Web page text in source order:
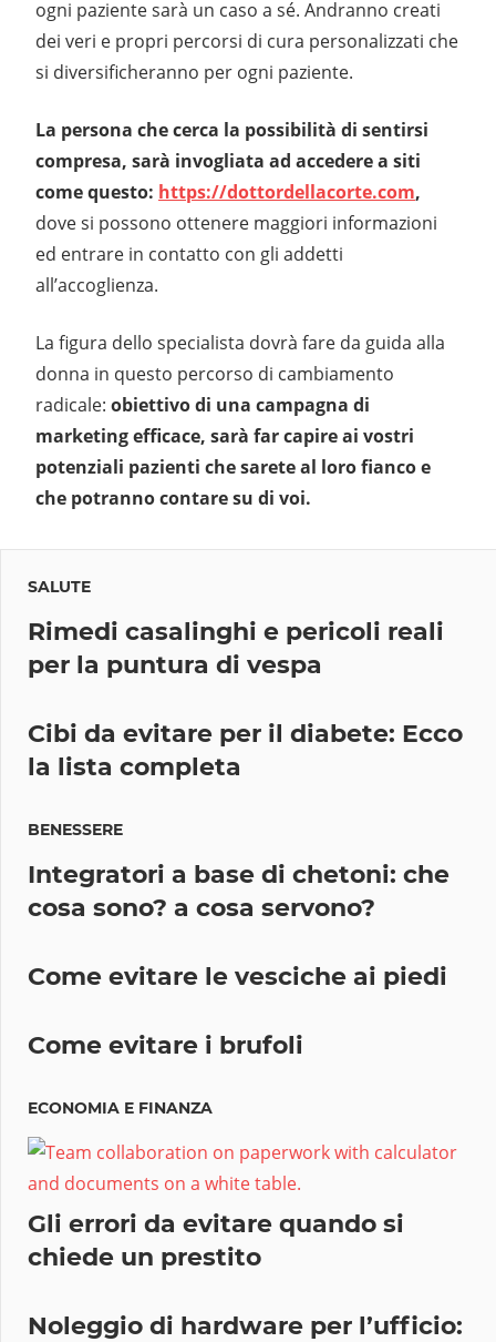
ogni paziente sarà un caso a sé. Andranno creati
dei veri e propri percorsi di cura personalizzati che
si diversificheranno per ogni paziente.
La persona che cerca la possibilità di sentirsi
compresa, sarà invogliata ad accedere a siti
come questo: https://dottordellacorte.com,
dove si possono ottenere maggiori informazioni
ed entrare in contatto con gli addetti
all’accoglienza.
La figura dello specialista dovrà fare da guida alla
donna in questo percorso di cambiamento
radicale: obiettivo di una campagna di
marketing efficace, sarà far capire ai vostri
potenziali pazienti che sarete al loro fianco e
che potranno contare su di voi.
SALUTE
Rimedi casalinghi e pericoli reali
per la puntura di vespa
Cibi da evitare per il diabete: Ecco
la lista completa
BENESSERE
Integratori a base di chetoni: che
cosa sono? a cosa servono?
Come evitare le vesciche ai piedi
Come evitare i brufoli
ECONOMIA E FINANZA
Gli errori da evitare quando si
chiede un prestito
Noleggio di hardware per l’ufficio: